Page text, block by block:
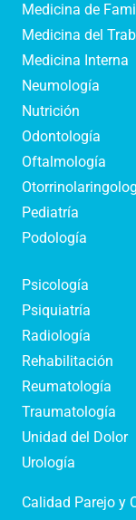
Medicina de
Medicina del
Medicina Interna
Neumología
Nutrición
Odontología
Oftalmología
Pediatría
Podología
Psicología
Psiquiatría
Radiología
Rehabilitación
Reumatología
Traumatología
Unidad del Dolor
Urología
Calidad Parejo y